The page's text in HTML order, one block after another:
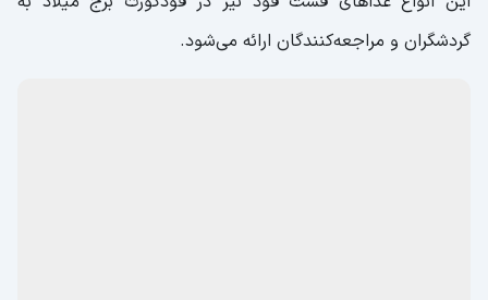
گردشگران و مراجعه‌کنندگان ارائه می‌شود.